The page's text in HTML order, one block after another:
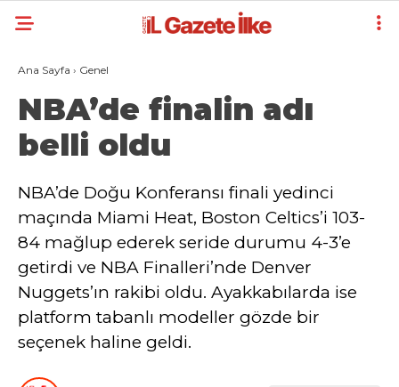
Ana Sayfa › Genel
NBA’de finalin adı
belli oldu
NBA’de Doğu Konferansı finali yedinci
maçında Miami Heat, Boston Celtics’i 103-
84 mağlup ederek seride durumu 4-3’e
getirdi ve NBA Finalleri’nde Denver
Nuggets’ın rakibi oldu. Ayakkabılarda ise
platform tabanlı modeller gözde bir
seçenek haline geldi.